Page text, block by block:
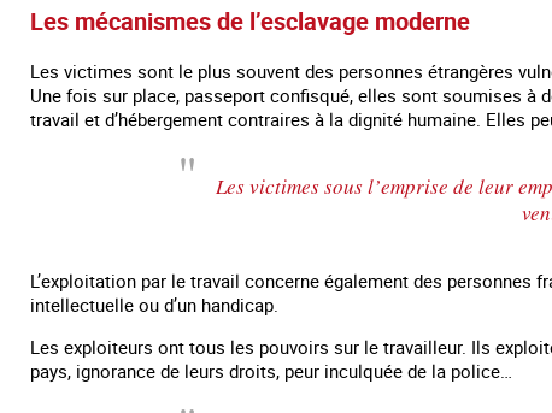
Agir contre l’exploitation en marge des
grands événements sportifs
Information aux personnes exilées.
Les mécanismes de l’esclavage moderne
Les victimes sont le plus souvent des personnes étrangères
Une fois sur place, passeport confisqué, elles sont soumises
travail et d’hébergement contraires à la dignité humaine. Elles
Les victimes sous l’emprise de leur
L’exploitation par le travail concerne également des personnes
intellectuelle ou d’un handicap.
Les exploiteurs ont tous les pouvoirs sur le travailleur. Ils
pays, ignorance de leurs droits, peur inculquée de la police…